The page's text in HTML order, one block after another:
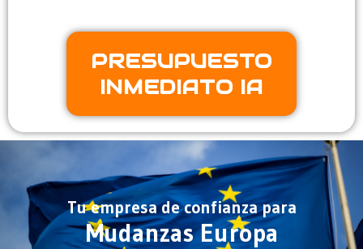
PRESUPUESTO
INMEDIATO IA
Tu empresa de confianza para
Mudanzas Europa